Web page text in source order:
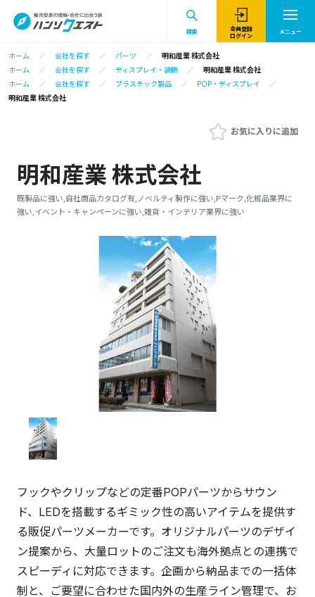
検索
会員登録
ログイン
メニュー
ホーム 会社を探す パーツ
明和産業 株式会社
ホーム
会社を探す ディスプレイ・装飾
明和産業 株式会社
ホーム
会社を探す プラスチック製品
POP・ディスプレイ
明和産業 株式会社
お気に入りに追加
明和産業 株式会社
既製品に強い,自社商品カタログ有,ノベルティ製作に強い,Pマーク,化粧品業界に
強い,イベント・キャンペーンに強い,雑貨・インテリア業界に強い
フックやクリップなどの定番POPパーツからサウン
ド、LEDを搭載するギミック性の高いアイテムを提供す
る販促パーツメーカーです。オリジナルパーツのデザイ
ン提案から、大量ロットのご注文も海外拠点との連携で
スピーディに対応できます。企画から納品までの一括体
制と、ご要望に合わせた国内外の生産ライン管理で、お